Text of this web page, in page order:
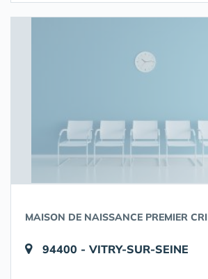
MAISON DE NAISSANCE PREMIER CRI
94400 - VITRY-SUR-SEINE